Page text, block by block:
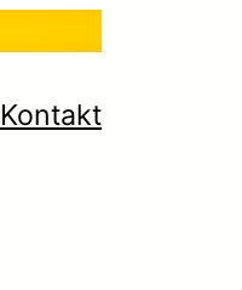
Kontakt